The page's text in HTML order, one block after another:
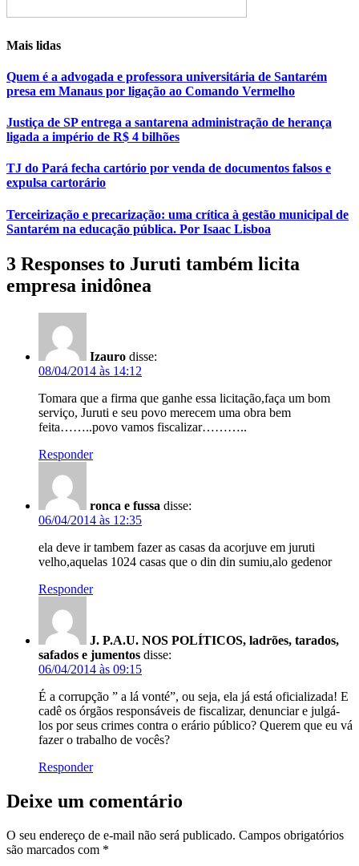
Mais lidas
Quem é a advogada e professora universitária de Santarém
presa em Manaus por ligação ao Comando Vermelho
Justiça de SP entrega a santarena administração de herança
ligada a império de R$ 4 bilhões
TJ do Pará fecha cartório por venda de documentos falsos e
expulsa cartorário
Terceirização e precarização: uma crítica à gestão municipal de
Santarém na educação pública. Por Isaac Lisboa
3 Responses to Juruti também licita
empresa inidônea
Izauro disse:
08/04/2014 às 14:12
Tomara que a firma que ganhe essa licitação,faça um bom
serviço, Juruti e seu povo merecem uma obra bem
feita……..povo vamos fiscalizar………..
Responder
ronca e fussa disse:
06/04/2014 às 12:35
ela deve ir tambem fazer as casas da acorjuve em juruti
velho,aquelas 1024 casas que o din din sumiu,alo gedenor
Responder
J. P.A.U. NOS POLÍTICOS, ladrões, tarados,
safados e jumentos disse:
06/04/2014 às 09:15
É a corrupção ” a lá vonté”, ou seja, ela já está oficializada! E
cadê os órgãos responsáveis de fiscalizar, denunciar e julgá-
los por seus crimes contra o erário público? Querem que eu vá
fazer o trabalho de vocês?
Responder
Deixe um comentário
O seu endereço de e-mail não será publicado. Campos obrigatórios
são marcados com *